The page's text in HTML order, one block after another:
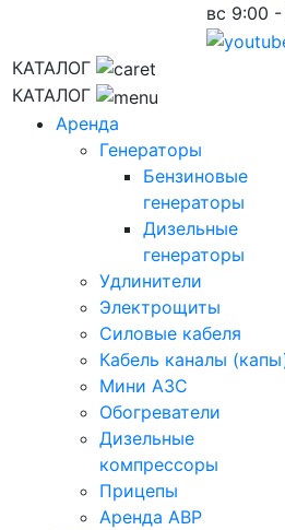
вс 9:00 -
КАТАЛОГ
КАТАЛОГ
Аренда
Генераторы
Бензиновые
генераторы
Дизельные
генераторы
Удлинители
Электрощиты
Силовые кабеля
Кабель каналы
Мини АЗС
Обогреватели
Дизельные
компрессоры
Прицепы
Аренда АВР